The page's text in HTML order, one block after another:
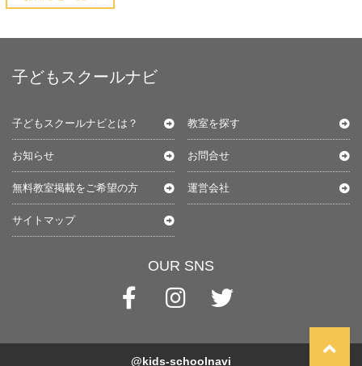
子どもスクールナビ
子どもスクールナビとは？ 教室を探す
お知らせ お問合せ
無料教室掲載をご希望の方 運営会社
サイトマップ
OUR SNS
@kids-schoolnavi